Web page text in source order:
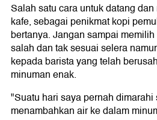
Salah satu cara untuk datang
kafe, sebagai penikmat kopi
bertanya. Jangan sampai
salah dan tak sesuai selera
kepada barista yang telah
minuman enak.
"Suatu hari saya pernah
menambahkan air ke dalam